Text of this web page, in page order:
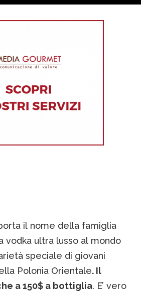
il nome della famiglia
vodka ultra lusso al mondo
speciale di giovani
Polonia Orientale. Il
a 150$ a bottiglia. E’ vero